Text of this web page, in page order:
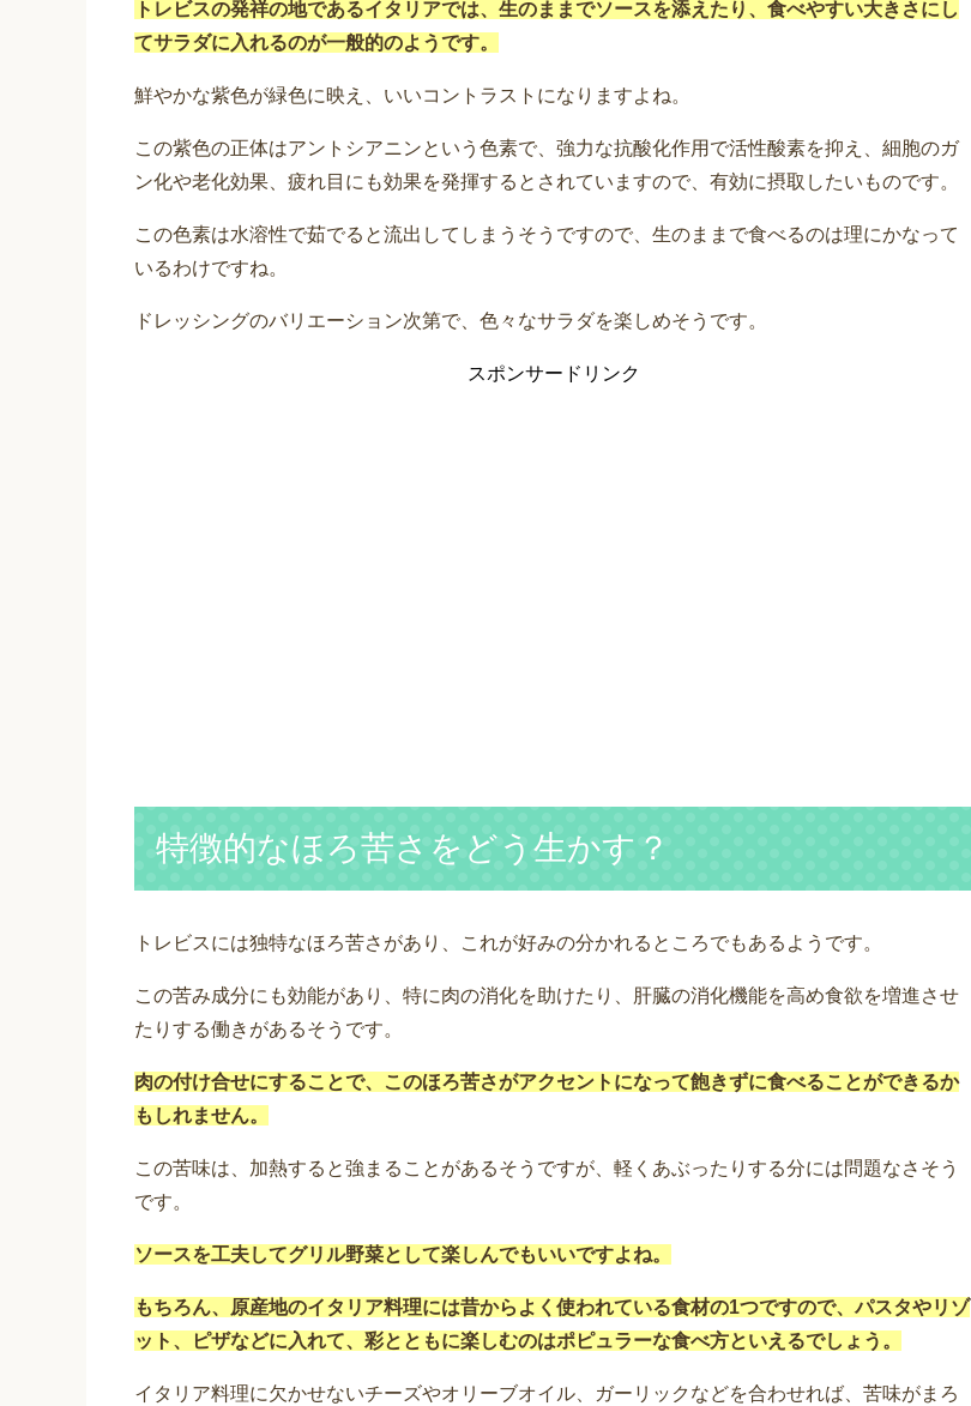
トレビスの発祥の地であるイタリアでは、生のままでソースを添えたり、食べやすい大きさにし
てサラダに入れるのが一般的のようです。
鮮やかな紫色が緑色に映え、いいコントラストになりますよね。
この紫色の正体はアントシアニンという色素で、強力な抗酸化作用で活性酸素を抑え、細胞のガ
ン化や老化効果、疲れ目にも効果を発揮するとされていますので、有効に摂取したいものです。
この色素は水溶性で茹でると流出してしまうそうですので、生のままで食べるのは理にかなって
いるわけですね。
ドレッシングのバリエーション次第で、色々なサラダを楽しめそうです。
スポンサードリンク
特徴的なほろ苦さをどう生かす？
トレビスには独特なほろ苦さがあり、これが好みの分かれるところでもあるようです。
この苦み成分にも効能があり、特に肉の消化を助けたり、肝臓の消化機能を高め食欲を増進させ
たりする働きがあるそうです。
肉の付け合せにすることで、このほろ苦さがアクセントになって飽きずに食べることができるか
もしれません。
この苦味は、加熱すると強まることがあるそうですが、軽くあぶったりする分には問題なさそう
です。
ソースを工夫してグリル野菜として楽しんでもいいですよね。
もちろん、原産地のイタリア料理には昔からよく使われている食材の1つですので、パスタやリゾ
ット、ピザなどに入れて、彩とともに楽しむのはポピュラーな食べ方といえるでしょう。
イタリア料理に欠かせないチーズやオリーブオイル、ガーリックなどを合わせれば、苦味がまろ